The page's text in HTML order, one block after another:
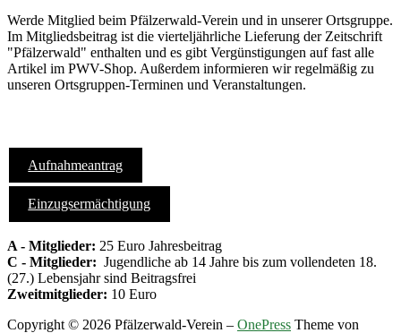
Werde Mitglied beim Pfälzerwald-Verein und in unserer Ortsgruppe.
Im Mitgliedsbeitrag ist die vierteljährliche Lieferung der Zeitschrift
"Pfälzerwald" enthalten und es gibt Vergünstigungen auf fast alle
Artikel im PWV-Shop. Außerdem informieren wir regelmäßig zu
unseren Ortsgruppen-Terminen und Veranstaltungen.
Aufnahmeantrag
Einzugsermächtigung
A - Mitglieder: 25 Euro Jahresbeitrag
C - Mitglieder: Jugendliche ab 14 Jahre bis zum vollendeten 18.
(27.) Lebensjahr sind Beitragsfrei
Zweitmitglieder: 10 Euro
Copyright © 2026 Pfälzerwald-Verein – OnePress Theme von